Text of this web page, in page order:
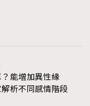
能增加異性緣
析不同感情階段